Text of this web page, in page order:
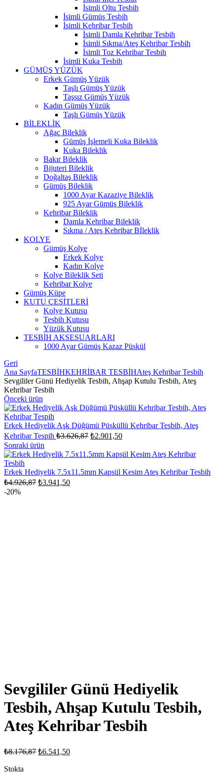
İsimli Oltu Tesbih
İsimli Gümüş Tesbih
İsimli Kehribar Tesbih
İsimli Damla Kehribar Tesbih
İsimli Sıkma/Ateş Kehribar Tesbih
İsimli Toz Kehribar Tesbih
İsimli Kuka Tesbih
GÜMÜŞ YÜZÜK
Erkek Gümüş Yüzük
Taşlı Gümüş Yüzük
Taşsız Gümüş Yüzük
Kadın Gümüş Yüzük
Taşlı Gümüş Yüzük
BİLEKLİK
Ağaç Bileklik
Gümüş İşlemeli Kuka Bileklik
Kuka Bileklik
Bakır Bileklik
Bijuteri Bileklik
Doğaltaş Bileklik
Gümüş Bileklik
1000 Ayar Kazaziye Bileklik
925 Ayar Gümüş Bileklik
Kehribar Bileklik
Damla Kehribar Bileklik
Sıkma / Ateş Kehribar Bİleklik
KOLYE
Gümüş Kolye
Erkek Kolye
Kadın Kolye
Kolye Bileklik Seti
Kehribar Kolye
Gümüş Küpe
KUTU ÇEŞİTLERİ
Kolye Kutusu
Tesbih Kutusu
Yüzük Kutusu
TESBİH AKSESUARLARI
1000 Ayar Gümüş Kazaz Püskül
Geri
Ana SayfaTESBİHKEHRİBAR TESBİHAteş Kehribar Tesbih
Sevgililer Günü Hediyelik Tesbih, Ahşap Kutulu Tesbih, Ateş
Kehribar Tesbih
Önceki ürün
Erkek Hediyelik Aşk Düğümü Püsküllü Kehribar Tesbih, Ateş
Kehribar Tespih ₺3.626,87 Orijinal
₺3.626,87.
₺2.901,50Şu
fiyat:
Sonraki ürün
Erkek Hediyelik 7.5x11.5mm Kapsül Kesim Ateş Kehribar Tesbih
₺4.926,87 Orijinal
₺3.941,50Şu
-20%
Sevgililer Günü Hediyelik
Tesbih, Ahşap Kutulu Tesbih,
Ateş Kehribar Tesbih
₺8.176,87 Orijinal
₺6.541,50Şu
Stokta